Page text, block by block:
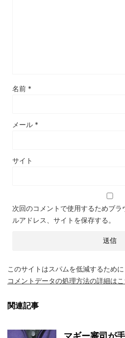
名前 *
メール *
サイト
次回のコメントで使用するためブ
ルアドレス、サイトを保存する。
このサイトはスパムを低減するため
コメントデータの処理方法の詳細は
関連記事
マギー審司が